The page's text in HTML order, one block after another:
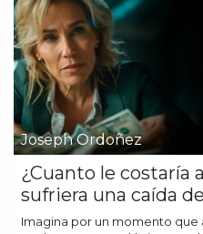
Joseph Ordoñez
¿Cuanto le costaría
sufriera una caída
Imagina por un momento que